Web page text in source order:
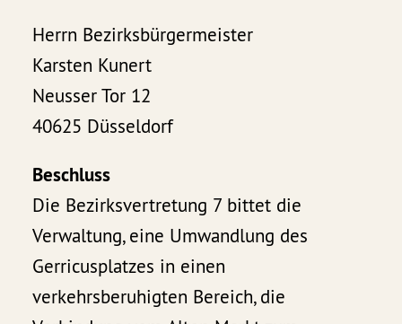
Herrn Bezirksbürgermeister
Karsten Kunert
Neusser Tor 12
40625 Düsseldorf
Beschluss
Die Bezirksvertretung 7 bittet die
Verwaltung, eine Umwandlung des
Gerricusplatzes in einen
verkehrsberuhigten Bereich, die